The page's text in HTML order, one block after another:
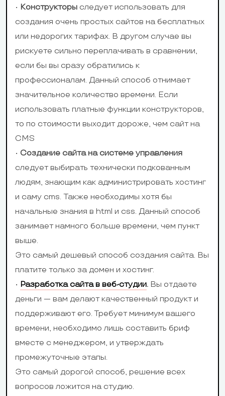
Онлайн-оплата
PayPal, Stripe,
«Яндекс.Деньги»
Qiwi Wallet,
Кнопки «Мне
нравится»,
виджеты
Facebook,
Одноклассники,
Вконтакте,
Google+, Twitter.
Интеграция с
YouTube,
Pinterest,
Linkedin,
Комментарии
Вконтакте и
Facebook,
Facebook,
Twitter,
• Конструкторы следует использовать для
создания очень простых сайтов на бесплатных
или недорогих тарифах. В другом случае вы
рискуете сильно переплачивать в сравнении,
если бы вы сразу обратились к
профессионалам. Данный способ отнимает
значительное количество времени. Если
использовать платные функции конструкторов,
то по стоимости выходит дороже, чем сайт на
CMS
• Создание сайта на системе управления
следует выбирать технически подкованным
людям, знающим как администрировать хостинг
и саму cms. Также необходимы хотя бы
начальные знания в html и css. Данный способ
занимает намного больше времени, чем пункт
выше.
Это самый дешевый способ создания сайта. Вы
платите только за домен и хостинг.
• Разработка сайта в веб-студии. Вы отдаете
деньги — вам делают качественный продукт и
поддерживают его. Требует минимум вашего
времени, необходимо лишь составить бриф
вместе с менеджером, и утверждать
промежуточные этапы.
Это самый дорогой способ, решение всех
вопросов ложится на студию.